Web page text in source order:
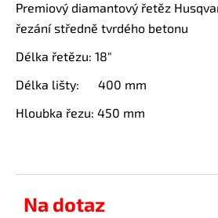
Premiový diamantový řetěz
řezání středně tvrdého betonu
Délka řetězu: 18"
Délka lišty: 400 mm
Hloubka řezu: 450 mm
Na dotaz
D
o
p
r
u
č
e